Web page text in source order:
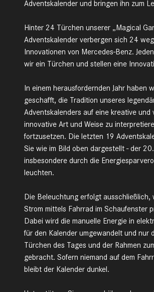
Adventskalender und bringen ihn zum
Hinter 24 Türchen unserer „Magical
Adventskalender verbergen sich 24
Innovationen von Mercedes-Benz.
wir ein Türchen und stellen eine
In einem herausfordernden Jahr haben
geschafft, die Tradition unseres
Adventskalenders auf eine kreative und
innovative Art und Weise zu
fortzusetzen. Die letzten 19
Sie wie im Bild oben dargestellt - der
insbesondere durch die
leuchten.
Die Beleuchtung erfolgt ausschließlich,
Strom mittels Fahrrad im Schaufenster
Dabei wird die manuelle Energie in
für den Kalender umgewandelt und nur
Türchen des Tages und der Rahmen
gebracht. Sofern niemand auf dem
bleibt der Kalender dunkel.